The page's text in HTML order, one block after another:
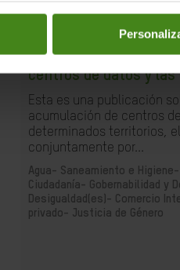
La huella que dejan
centros de datos y las
Esta es una publicación
acumulación de centros
determinados territorios,
conjuntamente por...
Agua- Saneamiento e Higiene-
Ciudadanía- Gobernabilidad y
Desigualdad(es)- Comercio
privado- Justicia de Género